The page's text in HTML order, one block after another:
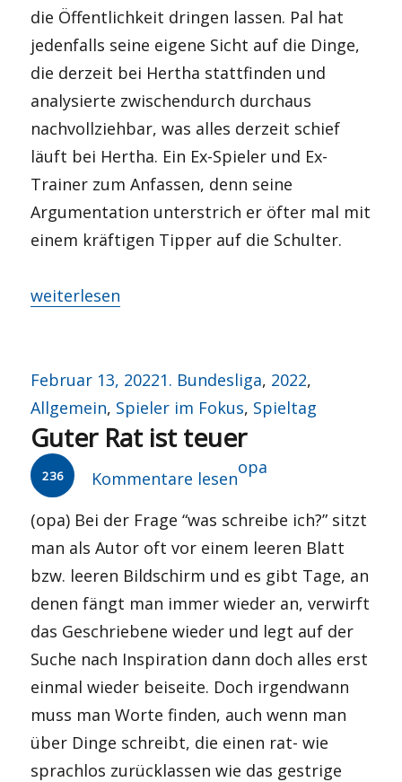
die Öffentlichkeit dringen lassen. Pal hat
jedenfalls seine eigene Sicht auf die Dinge,
die derzeit bei Hertha stattfinden und
analysierte zwischendurch durchaus
nachvollziehbar, was alles derzeit schief
läuft bei Hertha. Ein Ex-Spieler und Ex-
Trainer zum Anfassen, denn seine
Argumentation unterstrich er öfter mal mit
einem kräftigen Tipper auf die Schulter.
„Alles auf Schwarz?“
weiterlesen
Veröffentlicht
am
Februar 13, 2022Kategorien
1. Bundesliga, 2022,
Allgemein, Spieler im Fokus, Spieltag
Guter Rat ist teuer
236 Kommentare lesen
Autor
opa
(opa) Bei der Frage “was schreibe ich?” sitzt
man als Autor oft vor einem leeren Blatt
bzw. leeren Bildschirm und es gibt Tage, an
denen fängt man immer wieder an, verwirft
das Geschriebene wieder und legt auf der
Suche nach Inspiration dann doch alles erst
einmal wieder beiseite. Doch irgendwann
muss man Worte finden, auch wenn man
über Dinge schreibt, die einen rat- wie
sprachlos zurücklassen wie das gestrige